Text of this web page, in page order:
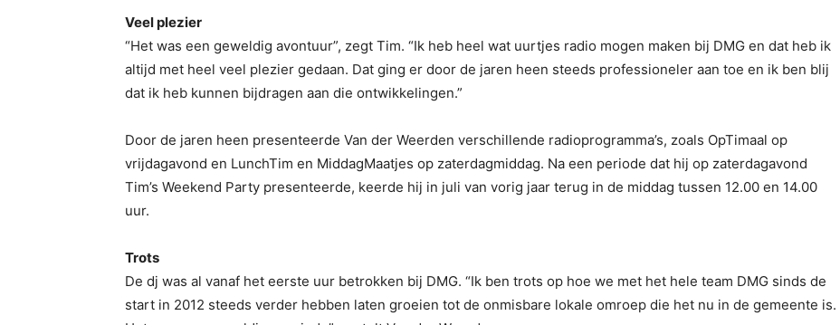
Veel plezier
“Het was een geweldig avontuur”, zegt Tim. “Ik heb heel wat uurtjes radio mogen maken bij DMG en dat heb ik
altijd met heel veel plezier gedaan. Dat ging er door de jaren heen steeds professioneler aan toe en ik ben blij
dat ik heb kunnen bijdragen aan die ontwikkelingen.”
Door de jaren heen presenteerde Van der Weerden verschillende radioprogramma’s, zoals OpTimaal op
vrijdagavond en LunchTim en MiddagMaatjes op zaterdagmiddag. Na een periode dat hij op zaterdagavond
Tim’s Weekend Party presenteerde, keerde hij in juli van vorig jaar terug in de middag tussen 12.00 en 14.00
uur.
Trots
De dj was al vanaf het eerste uur betrokken bij DMG. “Ik ben trots op hoe we met het hele team DMG sinds de
start in 2012 steeds verder hebben laten groeien tot de onmisbare lokale omroep die het nu in de gemeente is.